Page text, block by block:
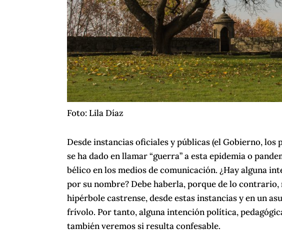
Foto: Lila Díaz
Desde instancias oficiales y públicas (el Gobierno,
se ha dado en llamar “guerra” a esta epidemia o
bélico en los medios de comunicación. ¿Hay alguna
por su nombre? Debe haberla, porque de lo
hipérbole castrense, desde estas instancias y en un
frívolo. Por tanto, alguna intención política,
también veremos si resulta confesable.